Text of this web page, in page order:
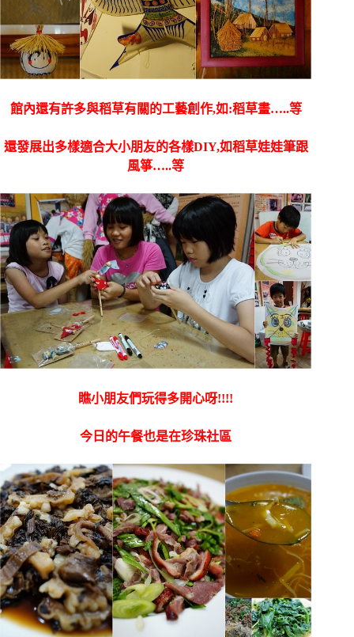
館內還有許多與稻草有關的工藝創作,如:稻草畫…..等
還發展出多樣適合大小朋友的各樣DIY,如稻草娃娃筆跟
風箏…..等
瞧小朋友們玩得多開心呀!!!!
今日的午餐也是在珍珠社區